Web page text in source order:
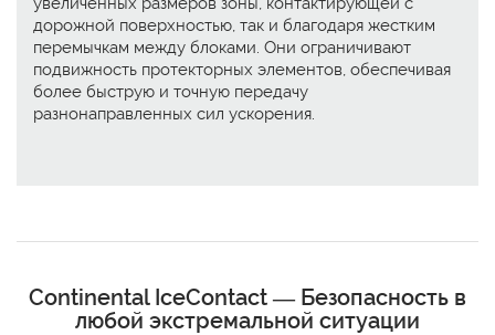
дорожной поверхностью, так и благодаря жестким
перемычкам между блоками. Они ограничивают
подвижность протекторных элементов, обеспечивая
более быструю и точную передачу
разнонаправленных сил ускорения.
Continental IceContact — Безопасность в
любой экстремальной ситуации